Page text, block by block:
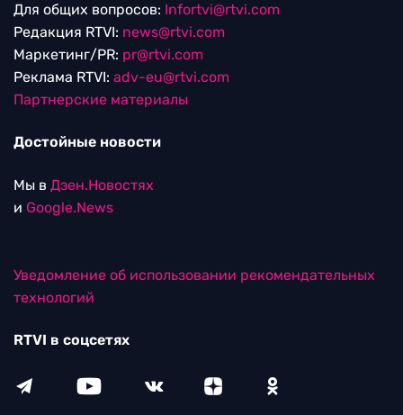
Для общих вопросов: Infortvi@rtvi.com
Редакция RTVI: news@rtvi.com
Маркетинг/PR: pr@rtvi.com
Реклама RTVI: adv-eu@rtvi.com
Партнерские материалы
Достойные новости
Мы в Дзен.Новостях
и Google.News
Уведомление об использовании рекомендательных
технологий
RTVI в соцсетях